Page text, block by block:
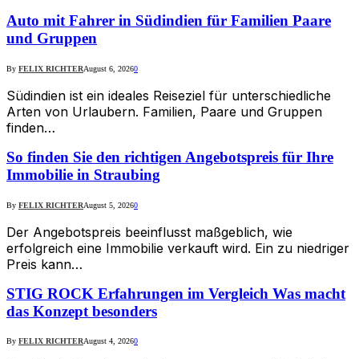
Auto mit Fahrer in Südindien für Familien Paare
und Gruppen
By FELIX RICHTERAugust 6, 20260
Südindien ist ein ideales Reiseziel für unterschiedliche
Arten von Urlaubern. Familien, Paare und Gruppen
finden…
So finden Sie den richtigen Angebotspreis für Ihre
Immobilie in Straubing
By FELIX RICHTERAugust 5, 20260
Der Angebotspreis beeinflusst maßgeblich, wie
erfolgreich eine Immobilie verkauft wird. Ein zu niedriger
Preis kann…
STIG ROCK Erfahrungen im Vergleich Was macht
das Konzept besonders
By FELIX RICHTERAugust 4, 20260